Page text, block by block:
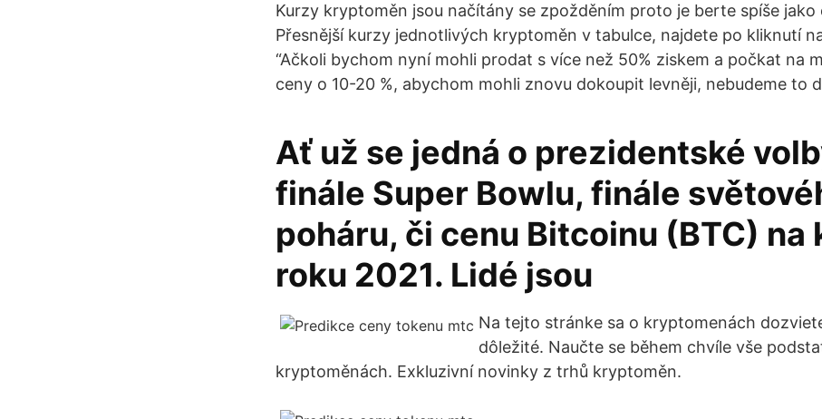
Kurzy kryptoměn jsou načítány se zpožděním proto je berte spíše jako
Přesnější kurzy jednotlivých kryptoměn v tabulce, najdete po kliknutí
“Ačkoli bychom nyní mohli prodat s více než 50% ziskem a počkat na
ceny o 10-20 %, abychom mohli znovu dokoupit levněji, nebudeme to
Ať už se jedná o prezidentské
finále Super Bowlu, finále
poháru, či cenu Bitcoinu (BTC) na
roku 2021. Lidé jsou
Na tejto stránke sa o kryptomenách
dôležité. Naučte se během chvíle vše
kryptoměnách. Exkluzivní novinky z trhů kryptoměn.